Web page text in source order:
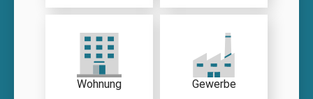
Wohnung Gewerbe